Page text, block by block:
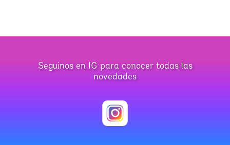
Seguinos en IG para conocer todas las
novedades